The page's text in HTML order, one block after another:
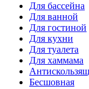
Для бассейна
Для ванной
Для гостиной
Для кухни
Для туалета
Для хаммама
Бесшовная